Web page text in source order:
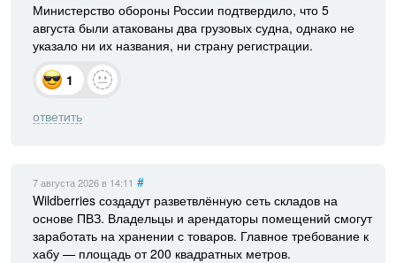
Министерство обороны России подтвердило, что 5
августа были атакованы два грузовых судна, однако не
указало ни их названия, ни страну регистрации.
1
ответить
7 августа 2026 в 14:11 #
Wildberries создадут разветвлённую сеть складов на
основе ПВЗ. Владельцы и арендаторы помещений смогут
заработать на хранении с товаров. Главное требование к
хабу — площадь от 200 квадратных метров.